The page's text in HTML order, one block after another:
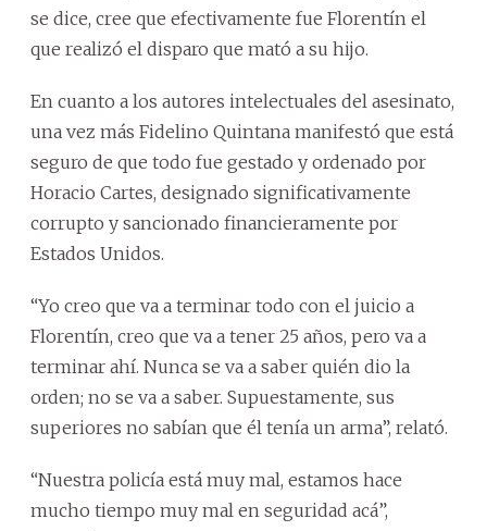
se dice, cree que efectivamente fue Florentín el
que realizó el disparo que mató a su hijo.
En cuanto a los autores intelectuales del asesinato,
una vez más Fidelino Quintana manifestó que está
seguro de que todo fue gestado y ordenado por
Horacio Cartes, designado significativamente
corrupto y sancionado financieramente por
Estados Unidos.
“Yo creo que va a terminar todo con el juicio a
Florentín, creo que va a tener 25 años, pero va a
terminar ahí. Nunca se va a saber quién dio la
orden; no se va a saber. Supuestamente, sus
superiores no sabían que él tenía un arma”, relató.
“Nuestra policía está muy mal, estamos hace
mucho tiempo muy mal en seguridad acá”,